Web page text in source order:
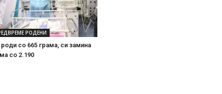
РОДЕНИ
со 665 грама, си замина
со 2.190